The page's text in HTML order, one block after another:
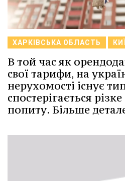
ХАРКІВСЬКА ОБЛАСТЬ
В той час як
свої тарифи, на
нерухомості існує
спостерігається
попиту. Більше